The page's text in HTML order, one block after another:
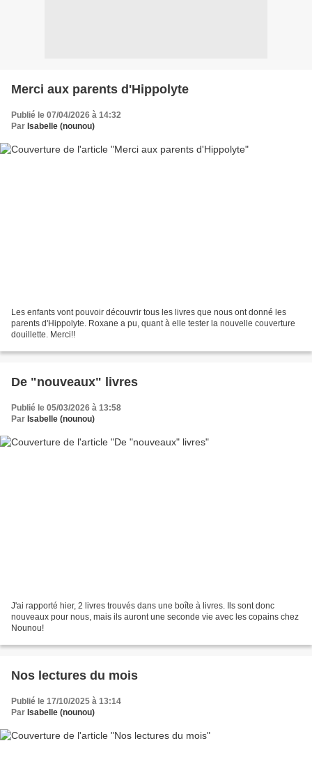
Merci aux parents d'Hippolyte
Publié le 07/04/2026 à 14:32
Par Isabelle (nounou)
Les enfants vont pouvoir découvrir tous les livres que nous ont donné les
parents d'Hippolyte. Roxane a pu, quant à elle tester la nouvelle couverture
douillette. Merci!!
De "nouveaux" livres
Publié le 05/03/2026 à 13:58
Par Isabelle (nounou)
J'ai rapporté hier, 2 livres trouvés dans une boîte à livres. Ils sont donc
nouveaux pour nous, mais ils auront une seconde vie avec les copains chez
Nounou!
Nos lectures du mois
Publié le 17/10/2025 à 13:14
Par Isabelle (nounou)